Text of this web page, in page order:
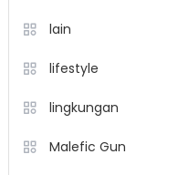
lain
lifestyle
lingkungan
Malefic Gun